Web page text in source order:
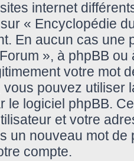
internet
« Encyclopédie
En aucun cas une
», à phpBB
votre mot
pouvez utiliser
le logiciel phpBB.
et votre
un nouveau mot
compte.